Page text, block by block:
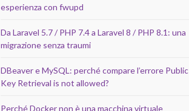
esperienza con fwupd
Da Laravel 5.7 / PHP 7.4 a Laravel 8 / PHP 8.1: una
migrazione senza traumi
DBeaver e MySQL: perché compare l’errore Public
Key Retrieval is not allowed?
Perché Docker non è una macchina virtuale